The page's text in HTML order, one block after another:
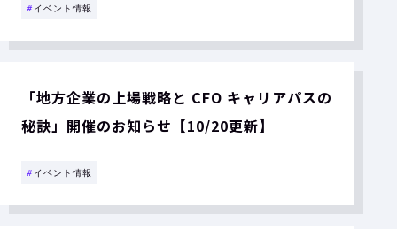
# イベント情報
「地方企業の上場戦略と CFO キャリアパスの
秘訣」開催のお知らせ【10/20更新】
# イベント情報